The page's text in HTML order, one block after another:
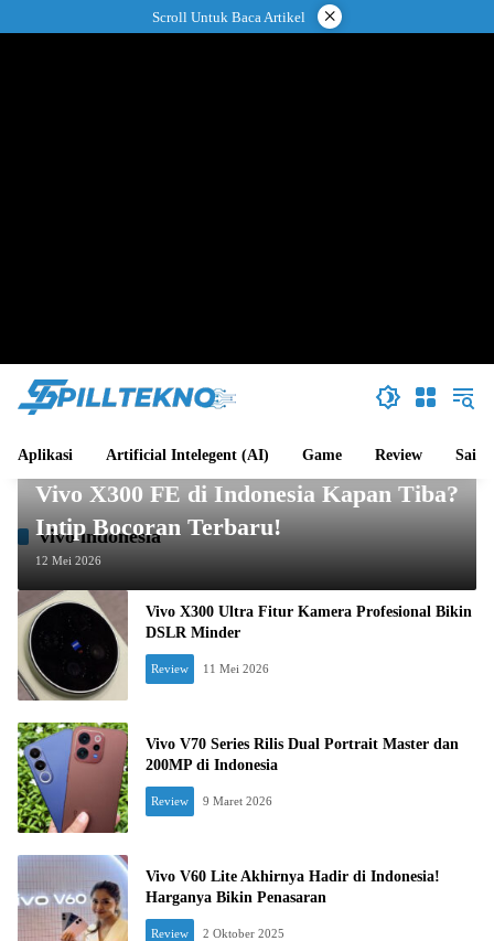
ke
Scroll Untuk Baca Artikel ×
Aplikasi Artificial Intelegent (AI) Game Review Sains
vivo indonesia
Review
Vivo X300 FE di Indonesia Kapan Tiba?
Intip Bocoran Terbaru!
12 Mei 2026
Vivo X300 Ultra Fitur Kamera Profesional Bikin
DSLR Minder
Review 11 Mei 2026
Vivo V70 Series Rilis Dual Portrait Master dan
200MP di Indonesia
Review 9 Maret 2026
Vivo V60 Lite Akhirnya Hadir di Indonesia!
Harganya Bikin Penasaran
Review 2 Oktober 2025